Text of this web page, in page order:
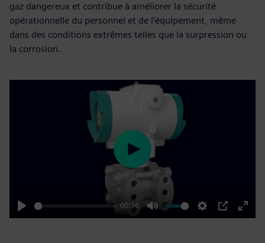
gaz dangereux et contribue à améliorer la sécurité
opérationnelle du personnel et de l'équipement, même
dans des conditions extrêmes telles que la surpression ou
la corrosion.
Play
00:16
Mute Settings
PIP
Enter
Play